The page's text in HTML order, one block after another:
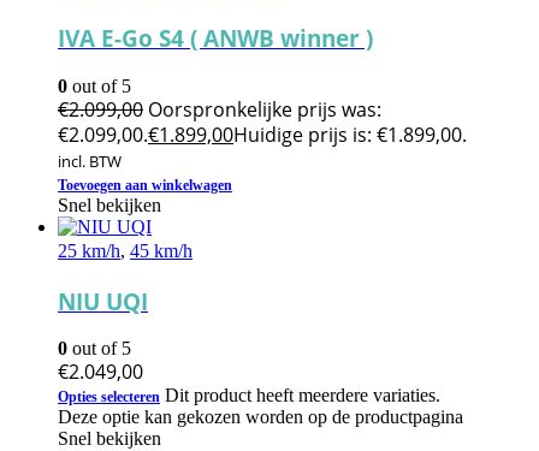
IVA E-Go S4 ( ANWB winner )
0 out of 5
€2.099,00 Oorspronkelijke prijs was:
€2.099,00.€1.899,00Huidige prijs is: €1.899,00.
incl. BTW
Toevoegen aan winkelwagen
Snel bekijken
25 km/h, 45 km/h
NIU UQI
0 out of 5
€2.049,00
Opties selecteren Dit product heeft meerdere variaties.
Deze optie kan gekozen worden op de productpagina
Snel bekijken